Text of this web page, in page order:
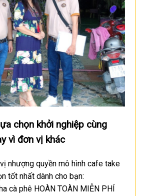
chọn khởi nghiệp cùng
vì đơn vị khác
nhượng quyền mô hình cafe take
tốt nhất dành cho bạn:
cà phê HOÀN TOÀN MIỄN PHÍ